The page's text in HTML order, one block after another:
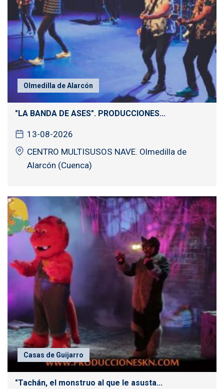
Olmedilla de Alarcón
"LA BANDA DE ASES". PRODUCCIONES...
13-08-2026
CENTRO MULTISUSOS NAVE. Olmedilla de
Alarcón (Cuenca)
Casas de Guijarro
"Tachán, el monstruo al que le asusta...